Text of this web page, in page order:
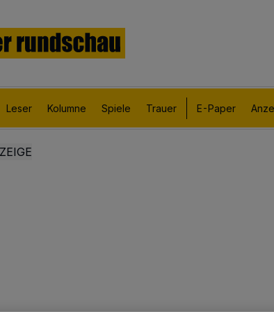
Leser Kolumne Spiele Trauer E-Paper